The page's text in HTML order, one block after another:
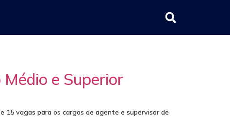
e Superior
15 vagas para os cargos de agente e supervisor de